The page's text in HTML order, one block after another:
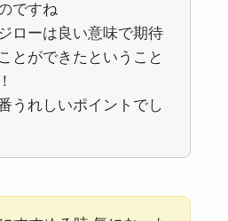
ですね
ローは良い意味で期待
とができたということ
うれしいポイントでし